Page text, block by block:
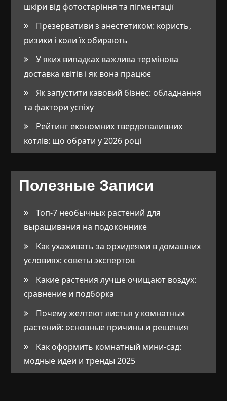
шкіри від фотостаріння та пігментації
Презервативи з анестетиком: користь,
ризики і коли їх обирають
У яких випадках важлива термінова
доставка квітів і як вона працює
Як запустити кавовий бізнес: обладнання
та фактори успіху
Рейтинг економних твердопаливних
котлів: що обрати у 2026 році
Полезные Записи
Топ-7 необычных растений для
выращивания на подоконнике
Как ухаживать за орхидеями в домашних
условиях: советы экспертов
Какие растения лучше очищают воздух:
сравнение и подборка
Почему желтеют листья у комнатных
растений: основные причины и решения
Как оформить комнатный мини-сад:
модные идеи и тренды 2025